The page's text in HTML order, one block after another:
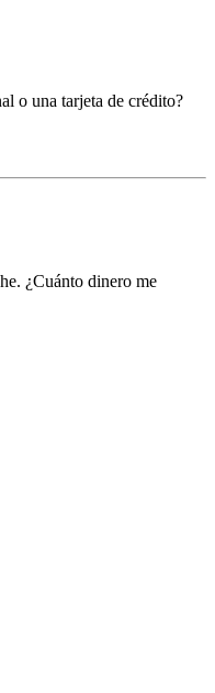
o una tarjeta de crédito?
¿Cuánto dinero me